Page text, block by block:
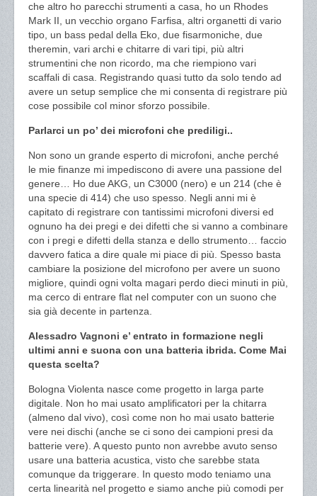
che altro ho parecchi strumenti a casa, ho un Rhodes
Mark II, un vecchio organo Farfisa, altri organetti di vario
tipo, un bass pedal della Eko, due fisarmoniche, due
theremin, vari archi e chitarre di vari tipi, più altri
strumentini che non ricordo, ma che riempiono vari
scaffali di casa. Registrando quasi tutto da solo tendo ad
avere un setup semplice che mi consenta di registrare più
cose possibile col minor sforzo possibile.
Parlarci un po’ dei microfoni che prediligi..
Non sono un grande esperto di microfoni, anche perché
le mie finanze mi impediscono di avere una passione del
genere… Ho due AKG, un C3000 (nero) e un 214 (che è
una specie di 414) che uso spesso. Negli anni mi è
capitato di registrare con tantissimi microfoni diversi ed
ognuno ha dei pregi e dei difetti che si vanno a combinare
con i pregi e difetti della stanza e dello strumento… faccio
davvero fatica a dire quale mi piace di più. Spesso basta
cambiare la posizione del microfono per avere un suono
migliore, quindi ogni volta magari perdo dieci minuti in più,
ma cerco di entrare flat nel computer con un suono che
sia già decente in partenza.
Alessadro Vagnoni e’ entrato in formazione negli
ultimi anni e suona con una batteria ibrida. Come Mai
questa scelta?
Bologna Violenta nasce come progetto in larga parte
digitale. Non ho mai usato amplificatori per la chitarra
(almeno dal vivo), così come non ho mai usato batterie
vere nei dischi (anche se ci sono dei campioni presi da
batterie vere). A questo punto non avrebbe avuto senso
usare una batteria acustica, visto che sarebbe stata
comunque da triggerare. In questo modo teniamo una
certa linearità nel progetto e siamo anche più comodi per